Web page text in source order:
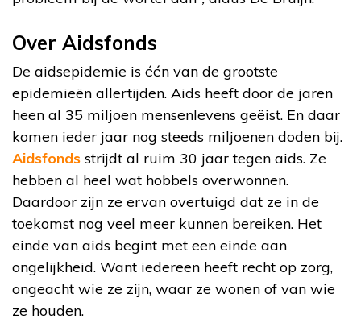
Over Aidsfonds
De aidsepidemie is één van de grootste
epidemieën allertijden. Aids heeft door de jaren
heen al 35 miljoen mensenlevens geëist. En daar
komen ieder jaar nog steeds miljoenen doden bij.
Aidsfonds strijdt al ruim 30 jaar tegen aids. Ze
hebben al heel wat hobbels overwonnen.
Daardoor zijn ze ervan overtuigd dat ze in de
toekomst nog veel meer kunnen bereiken. Het
einde van aids begint met een einde aan
ongelijkheid. Want iedereen heeft recht op zorg,
ongeacht wie ze zijn, waar ze wonen of van wie
ze houden.